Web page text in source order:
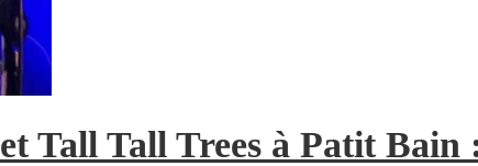
Tall Tall Trees à Patit